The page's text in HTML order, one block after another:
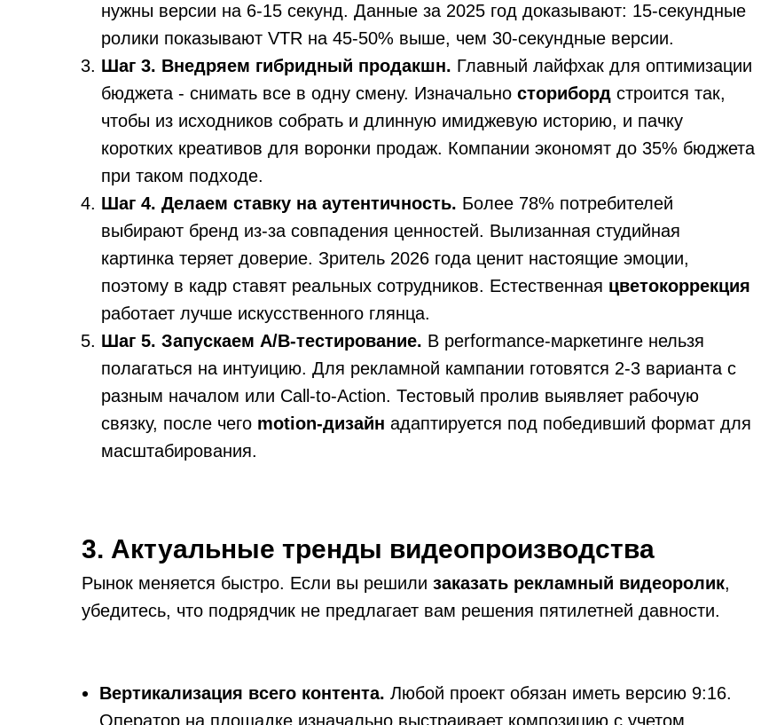
нужны версии на 6-15 секунд. Данные за 2025 год доказывают: 15-секундные
ролики показывают VTR на 45-50% выше, чем 30-секундные версии.
Шаг 3. Внедряем гибридный продакшн. Главный лайфхак для оптимизации
бюджета - снимать все в одну смену. Изначально сториборд строится так,
чтобы из исходников собрать и длинную имиджевую историю, и пачку
коротких креативов для воронки продаж. Компании экономят до 35% бюджета
при таком подходе.
Шаг 4. Делаем ставку на аутентичность. Более 78% потребителей
выбирают бренд из-за совпадения ценностей. Вылизанная студийная
картинка теряет доверие. Зритель 2026 года ценит настоящие эмоции,
поэтому в кадр ставят реальных сотрудников. Естественная цветокоррекция
работает лучше искусственного глянца.
Шаг 5. Запускаем A/B-тестирование. В performance-маркетинге нельзя
полагаться на интуицию. Для рекламной кампании готовятся 2-3 варианта с
разным началом или Call-to-Action. Тестовый пролив выявляет рабочую
связку, после чего motion-дизайн адаптируется под победивший формат для
масштабирования.
3. Актуальные тренды видеопроизводства
Рынок меняется быстро. Если вы решили заказать рекламный видеоролик,
убедитесь, что подрядчик не предлагает вам решения пятилетней давности.
Вертикализация всего контента. Любой проект обязан иметь версию 9:16.
Оператор на площадке изначально выстраивает композицию с учетом